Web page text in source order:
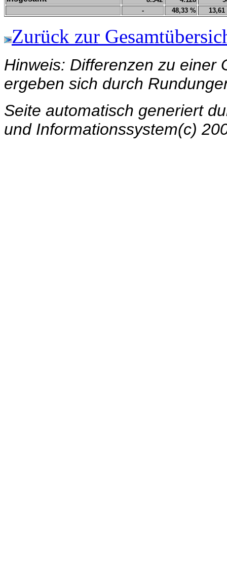
-
48,33 % 13,61
Zurück zur
Hinweis: Differenzen zu einer
ergeben sich durch
Seite automatisch generiert
und Informationssystem(c)